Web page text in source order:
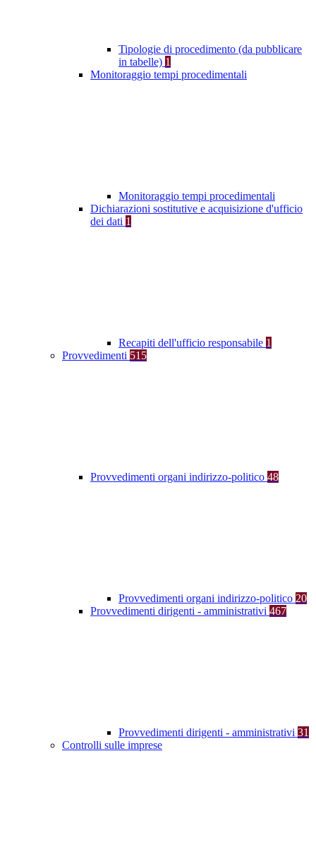
Tipologie di procedimento (da pubblicare
in tabelle) 1
Monitoraggio tempi procedimentali
Monitoraggio tempi procedimentali
Dichiarazioni sostitutive e acquisizione d'ufficio
dei dati 1
Recapiti dell'ufficio responsabile 1
Provvedimenti 515
Provvedimenti organi indirizzo-politico 48
Provvedimenti organi indirizzo-politico 20
Provvedimenti dirigenti - amministrativi 467
Provvedimenti dirigenti - amministrativi 31
Controlli sulle imprese